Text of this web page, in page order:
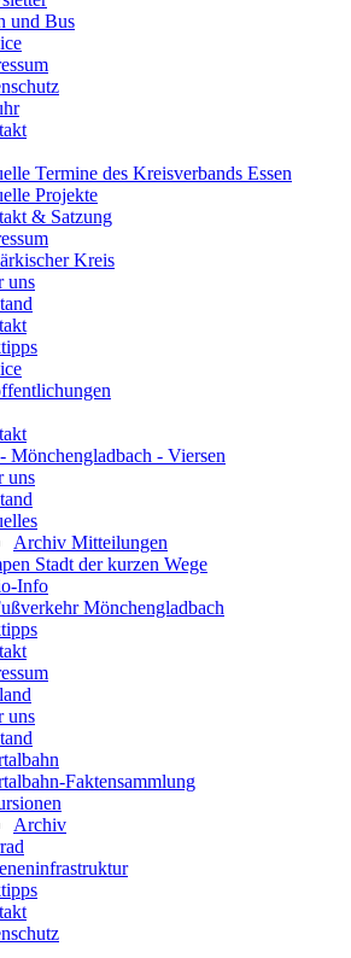
und Bus
Termine des Kreisverbands Essen
Projekte
& Satzung
Kreis
uns
Mönchengladbach - Viersen
uns
Archiv Mitteilungen
Stadt der kurzen Wege
Info
Mönchengladbach
uns
Faktensammlung
Archiv